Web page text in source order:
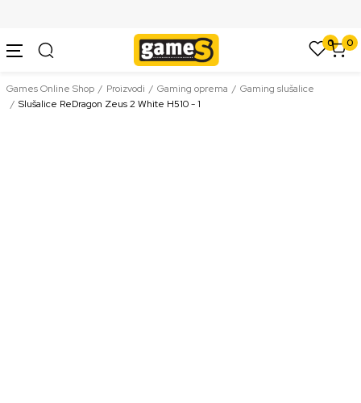
0 0
Games Online Shop Proizvodi Gaming oprema
Gaming slušalice
Slušalice ReDragon Zeus 2 White H510 - 1